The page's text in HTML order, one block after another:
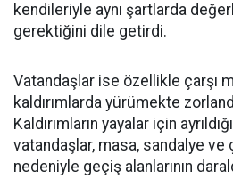
kendileriyle aynı şartlarda
gerektiğini dile getirdi.
Vatandaşlar ise özellikle çarşı
kaldırımlarda yürümekte
Kaldırımların yayalar için
vatandaşlar, masa, sandalye
nedeniyle geçiş alanlarının